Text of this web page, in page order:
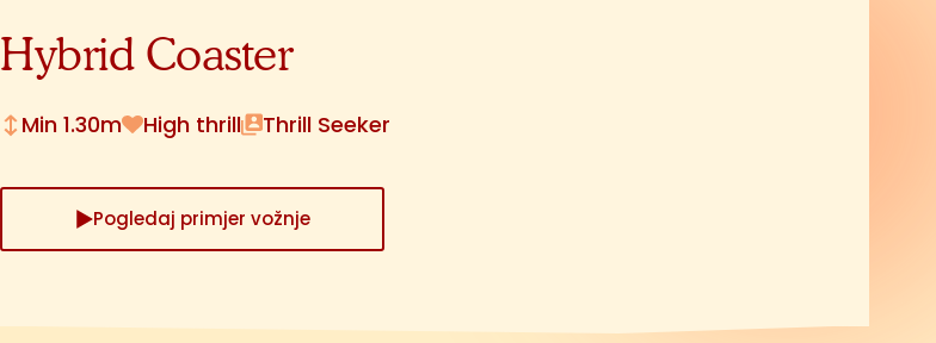
Hybrid Coaster
Min 1.30m High thrill Thrill Seeker
Pogledaj primjer vožnje